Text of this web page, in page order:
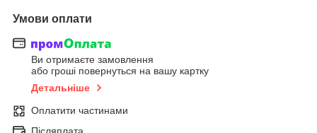
Умови оплати
Ви отримаєте замовлення
або гроші повернуться на вашу картку
Детальніше
Оплатити частинами